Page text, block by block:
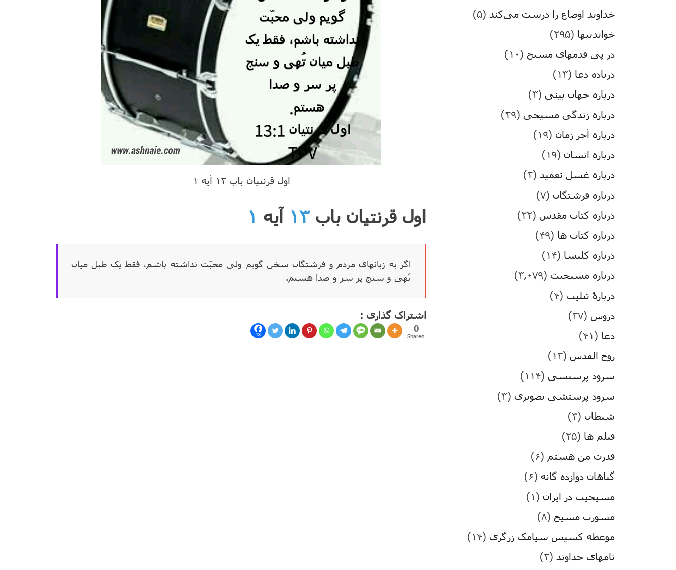
اول قرنتیان باب ۱۳ آیه ۱
اول قرنتیان باب۱۳ آیه ۱
اگر به زبانهای مردم و فرشتگان سخن گویم ولی محبّت نداشته باشم، فقط یک طبل میان
تُهی و سنج پر سر و صدا هستم.
اشتراک گذاری :
13
0
Shares
خداوند اوضاع را درست می‌کند (۵)
خواندنیها (۲۹۵)
در پی قدمهای مسیح (۱۰)
درباده دعا (۱۳)
درباره جهان بینی (۳)
درباره زندگی مسیحی (۲۹)
درباره آخر زمان (۱۹)
درباره انسان (۱۹)
درباره غسل تعمید (۲)
درباره فرشتگان (۷)
درباره کتاب مقدس (۲۲)
درباره کتاب ها (۴۹)
درباره کلیسا (۱۴)
درباره مسیحیت (۳,۰۷۹)
دربارۀ تثلیث (۴)
دروس (۳۷)
دعا (۴۱)
روح القدس (۱۳)
سرود پرستشی (۱۱۴)
سرود پرستشی تصویری (۳)
شیطان (۳)
فیلم ها (۲۵)
قدرت من هستم (۶)
گناهان دوازده گانه (۶)
مسیحیت در ایران (۱)
مشورت مسیح (۸)
موعظه کشیش سیامک زرگری (۱۴)
نامهای خداوند (۳)